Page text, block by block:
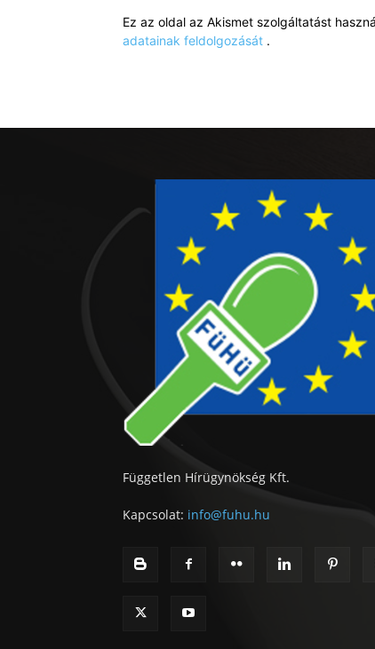
Ez az oldal az Akismet szolgáltatást
adatainak feldolgozását .
Független Hírügynökség Kft.
Kapcsolat: info@fuhu.hu